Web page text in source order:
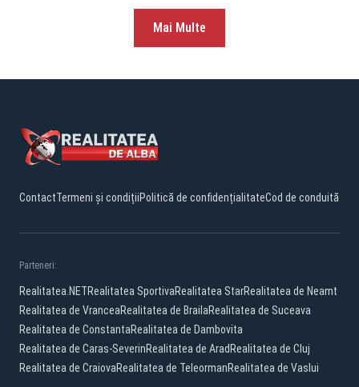
Mai Multe
ContactTermeni și condițiiPolitică de confidențialitateCod de conduită
Parteneri:
Realitatea.NETRealitatea SportivaRealitatea StarRealitatea de Neamt
Realitatea de VranceaRealitatea de BrailaRealitatea de Suceava
Realitatea de ConstantaRealitatea de Dambovita
Realitatea de Caras-SeverinRealitatea de Arad Realitatea de Cluj
Realitatea de CraiovaRealitatea de TeleormanRealitatea de Vaslui